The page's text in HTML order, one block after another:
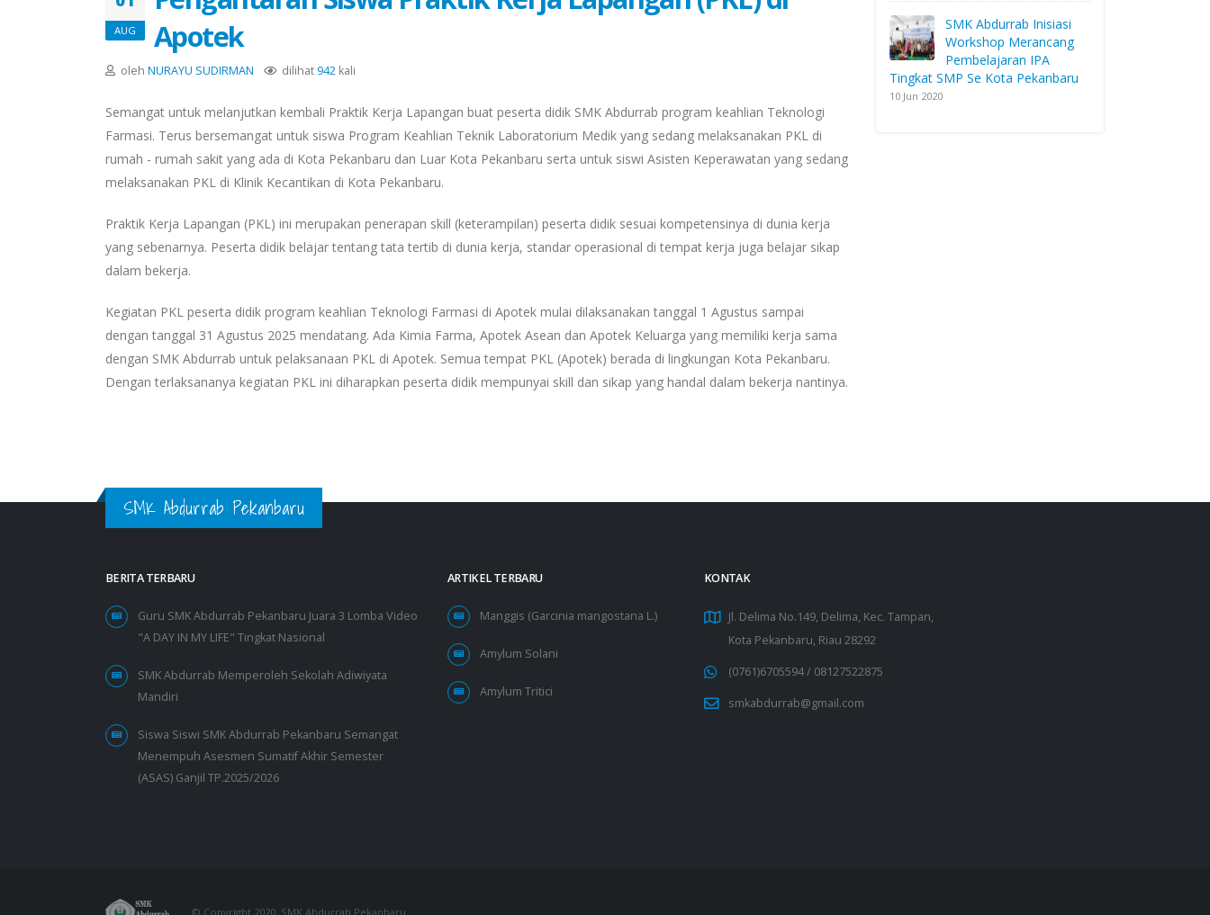
SMK Abdurrab Inisiasi
Workshop Merancang
Pembelajaran IPA
Tingkat SMP Se Kota Pekanbaru
10 Jun 2020
AUG
Apotek
oleh NURAYU SUDIRMAN dilihat 942 kali
Semangat untuk melanjutkan kembali Praktik Kerja Lapangan buat peserta didik SMK Abdurrab program keahlian Teknologi
Farmasi. Terus bersemangat untuk siswa Program Keahlian Teknik Laboratorium Medik yang sedang melaksanakan PKL di
rumah - rumah sakit yang ada di Kota Pekanbaru dan Luar Kota Pekanbaru serta untuk siswi Asisten Keperawatan yang sedang
melaksanakan PKL di Klinik Kecantikan di Kota Pekanbaru.
Praktik Kerja Lapangan (PKL) ini merupakan penerapan skill (keterampilan) peserta didik sesuai kompetensinya di dunia kerja
yang sebenarnya. Peserta didik belajar tentang tata tertib di dunia kerja, standar operasional di tempat kerja juga belajar sikap
dalam bekerja.
Kegiatan PKL peserta didik program keahlian Teknologi Farmasi di Apotek mulai dilaksanakan tanggal 1 Agustus sampai
dengan tanggal 31 Agustus 2025 mendatang. Ada Kimia Farma, Apotek Asean dan Apotek Keluarga yang memiliki kerja sama
dengan SMK Abdurrab untuk pelaksanaan PKL di Apotek. Semua tempat PKL (Apotek) berada di lingkungan Kota Pekanbaru.
Dengan terlaksananya kegiatan PKL ini diharapkan peserta didik mempunyai skill dan sikap yang handal dalam bekerja nantinya.
SMK Abdurrab Pekanbaru
BERITA TERBARU
Guru SMK Abdurrab Pekanbaru Juara 3 Lomba Video
"A DAY IN MY LIFE" Tingkat Nasional
SMK Abdurrab Memperoleh Sekolah Adiwiyata
Mandiri
Siswa Siswi SMK Abdurrab Pekanbaru Semangat
Menempuh Asesmen Sumatif Akhir Semester
(ASAS) Ganjil TP.2025/2026
ARTIKEL TERBARU
Manggis (Garcinia mangostana L.)
Amylum Solani
Amylum Tritici
KONTAK
Jl. Delima No.149, Delima, Kec. Tampan,
Kota Pekanbaru, Riau 28292
(0761)6705594 / 08127522875
smkabdurrab@gmail.com
© Copyright 2020. SMK Abdurrab Pekanbaru.